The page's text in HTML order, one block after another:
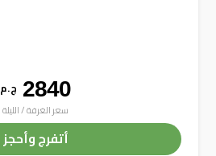
2840 ج . م
سعر الغرفة / الليلة
أتفرج وأحجز